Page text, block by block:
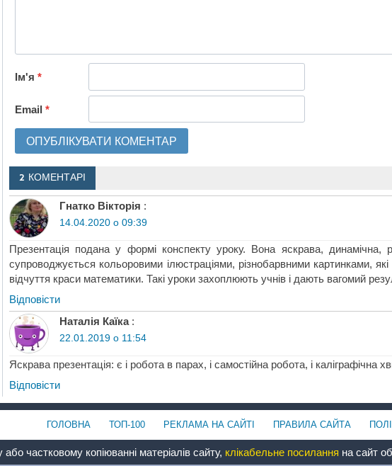
Ім'я *
Email *
2 КОМЕНТАРІ
Гнатко Вікторія :
14.04.2020 о 09:39
Презентація подана у формі конспекту уроку. Вона яскрава, динамічна,
супроводжується кольоровими ілюстраціями, різнобарвними картинками, які
відчуття краси математики. Такі уроки захоплюють учнів і дають вагомий
Відповіcти
Наталія Каїка :
22.01.2019 о 11:54
Яскрава презентація: є і робота в парах, і самостійна робота, і каліграфічна
Відповіcти
ГОЛОВНА ТОП-100 РЕКЛАМА НА САЙТІ ПРАВИЛА САЙТА
частковому копіюванні матеріалів сайту, клікабельне посилання на сайт